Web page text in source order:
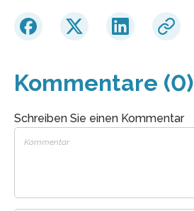
Kommentare (0)
Schreiben Sie einen Kommentar